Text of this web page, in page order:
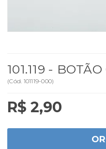
101.119 -
(Cód. 101119-000)
R$ 2,90